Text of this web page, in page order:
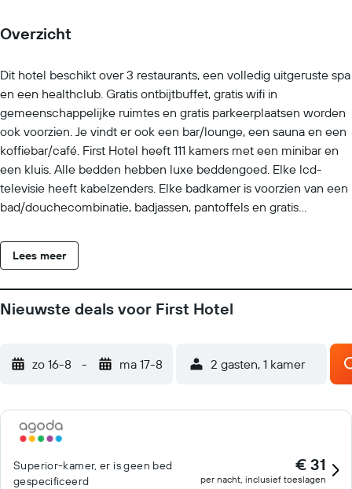
Overzicht
Dit hotel beschikt over 3 restaurants, een volledig uitgeruste spa
en een healthclub. Gratis ontbijtbuffet, gratis wifi in
gemeenschappelijke ruimtes en gratis parkeerplaatsen worden
ook voorzien. Je vindt er ook een bar/lounge, een sauna en een
koffiebar/café. First Hotel heeft 111 kamers met een minibar en
een kluis. Alle bedden hebben luxe beddengoed. Elke lcd-
televisie heeft kabelzenders. Elke badkamer is voorzien van een
bad/douchecombinatie, badjassen, pantoffels en gratis
kabelinternet aan. Ook heeft elke kamer gratis mineraalwater en
een haardroger. Dagelijks wordt een huishoudservice
beschikbaar. Recreatieve voorzieningen van dit hotel zijn onder
Lees meer
Nieuwste deals voor First Hotel
zo 16-8 - ma 17-8 2 gasten, 1 kamer
Superior-kamer, er is geen bed
gespecificeerd
€ 31
per nacht, inclusief toeslagen